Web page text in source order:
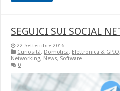
SEGUICI SUI SOCIAL
22 Settembre 2016
Curiosità, Domotica, Elettronica & GPIO,
Networking, News, Software
0